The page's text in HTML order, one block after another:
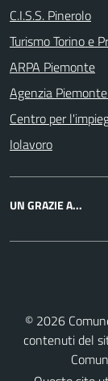
C.I.S.S. Pinerolo
Turismo Torino e
ARPA Piemonte
Agenzia
Centro per
Iolavoro
UN GRAZIE A...
© 2026
contenuti del